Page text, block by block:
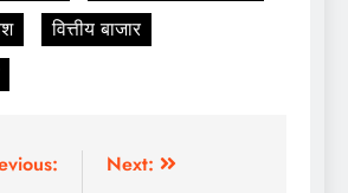
वित्तीय बाजार
Next: